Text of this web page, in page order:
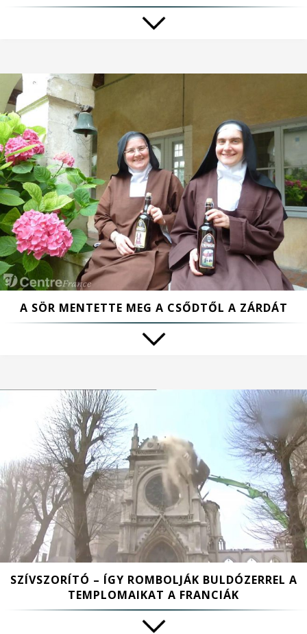
A SÖR MENTETTE MEG A CSŐDTŐL A ZÁRDÁT
SZÍVSZORÍTÓ – ÍGY ROMBOLJÁK BULDÓZERREL A
TEMPLOMAIKAT A FRANCIÁK